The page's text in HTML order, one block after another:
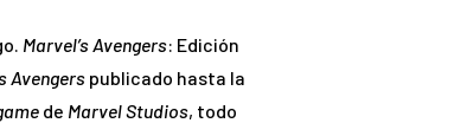
Marvel’s Avengers: Edición
Avengers publicado hasta la
de Marvel Studios, todo